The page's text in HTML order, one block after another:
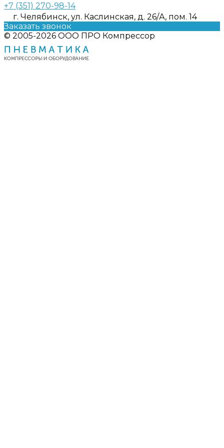
+7 (351) 270-98-14
г. Челябинск, ул. Каслинская, д. 26/А, пом. 14
Заказать звонок
© 2005-2026 ООО ПРО Компрессор